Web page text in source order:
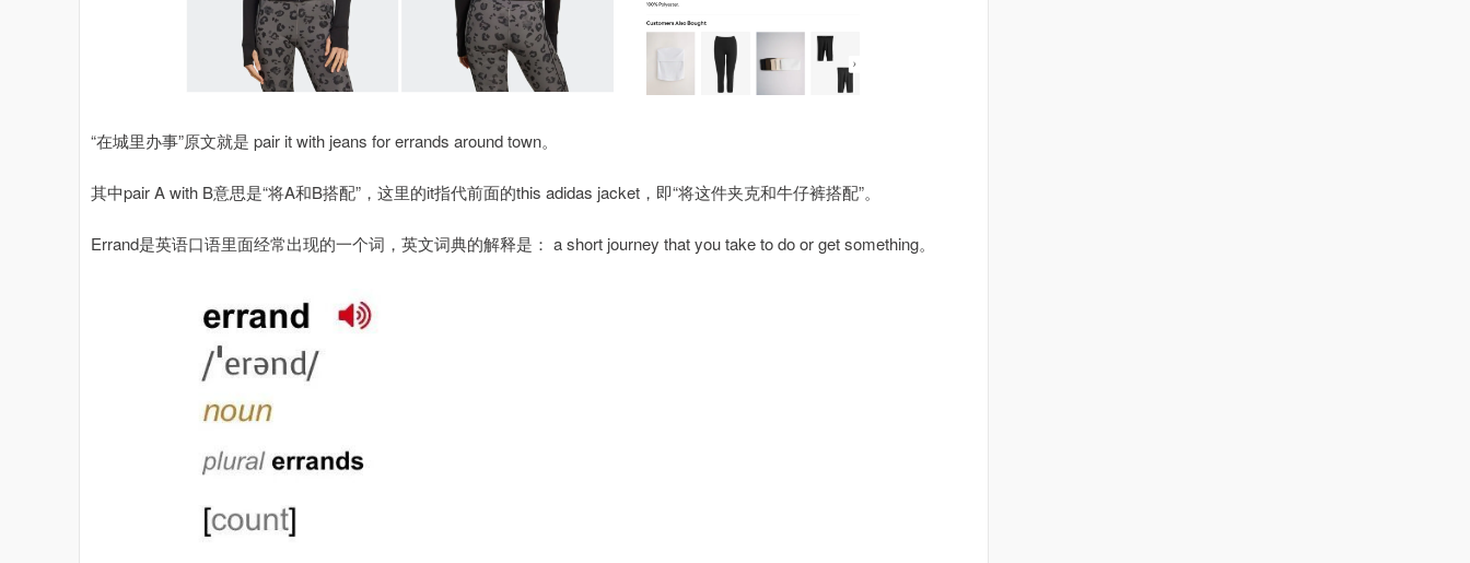
“在城里办事”原文就是 pair it with jeans for errands around town。
其中pair A with B意思是“将A和B搭配”，这里的it指代前面的this adidas jacket，即“将这件夹克和牛仔裤搭配”。
Errand是英语口语里面经常出现的一个词，英文词典的解释是： a short journey that you take to do or get something。